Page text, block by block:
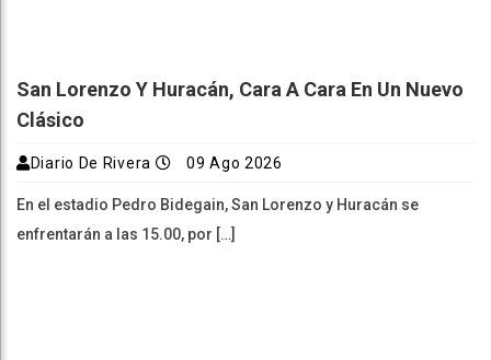
San Lorenzo Y Huracán, Cara A Cara En Un Nuevo
Clásico
Diario De Rivera 09 Ago 2026
En el estadio Pedro Bidegain, San Lorenzo y Huracán se
enfrentarán a las 15.00, por […]